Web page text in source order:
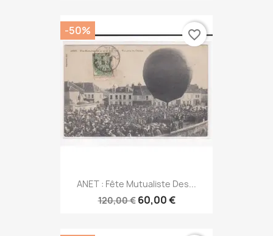
ANET : Fête Mutualiste Des...
120,00 € 60,00 €
-50% favorite_border